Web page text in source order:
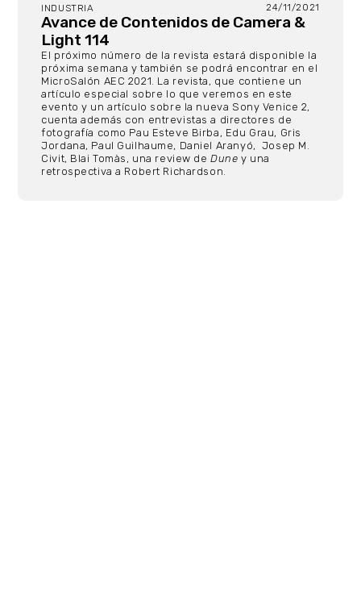
INDUSTRIA 24/11/2021
Avance de Contenidos de Camera &
Light 114
El próximo número de la revista estará disponible la
próxima semana y también se podrá encontrar en el
MicroSalón AEC 2021. La revista, que contiene un
artículo especial sobre lo que veremos en este
evento y un artículo sobre la nueva Sony Venice 2,
cuenta además con entrevistas a directores de
fotografía como Pau Esteve Birba, Edu Grau, Gris
Jordana, Paul Guilhaume, Daniel Aranyó, Josep M.
Civit, Blai Tomàs, una review deDune y una
retrospectiva a Robert Richardson.